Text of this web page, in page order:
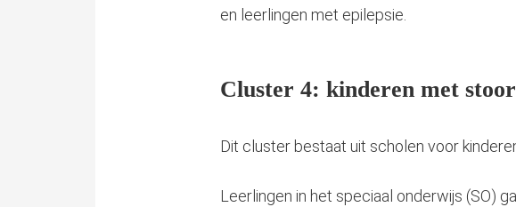
en leerlingen met epilepsie.
Cluster 4: kinderen met
Dit cluster bestaat uit scholen voor
Leerlingen in het speciaal onderwijs (SO)